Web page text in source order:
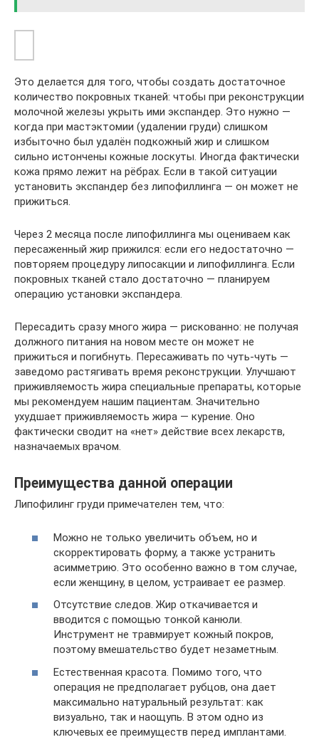
Это делается для того, чтобы создать достаточное
количество покровных тканей: чтобы при реконструкции
молочной железы укрыть ими экспандер. Это нужно —
когда при мастэктомии (удалении груди) слишком
избыточно был удалён подкожный жир и слишком
сильно истончены кожные лоскуты. Иногда фактически
кожа прямо лежит на рёбрах. Если в такой ситуации
установить экспандер без липофиллинга — он может не
прижиться.
Через 2 месяца после липофиллинга мы оцениваем как
пересаженный жир прижился: если его недостаточно —
повторяем процедуру липосакции и липофиллинга. Если
покровных тканей стало достаточно — планируем
операцию установки экспандера.
Пересадить сразу много жира — рискованно: не получая
должного питания на новом месте он может не
прижиться и погибнуть. Пересаживать по чуть-чуть —
заведомо растягивать время реконструкции. Улучшают
приживляемость жира специальные препараты, которые
мы рекомендуем нашим пациентам. Значительно
ухудшает приживляемость жира — курение. Оно
фактически сводит на «нет» действие всех лекарств,
назначаемых врачом.
Преимущества данной операции
Липофилинг груди примечателен тем, что:
Можно не только увеличить объем, но и
скорректировать форму, а также устранить
асимметрию. Это особенно важно в том случае,
если женщину, в целом, устраивает ее размер.
Отсутствие следов. Жир откачивается и
вводится с помощью тонкой канюли.
Инструмент не травмирует кожный покров,
поэтому вмешательство будет незаметным.
Естественная красота. Помимо того, что
операция не предполагает рубцов, она дает
максимально натуральный результат: как
визуально, так и наощупь. В этом одно из
ключевых ее преимуществ перед имплантами.